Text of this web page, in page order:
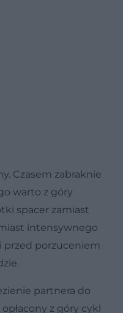
Czasem zabraknie
warto z góry
spacer zamiast
intensywnego
przed porzuceniem
partnera do
z góry cykl